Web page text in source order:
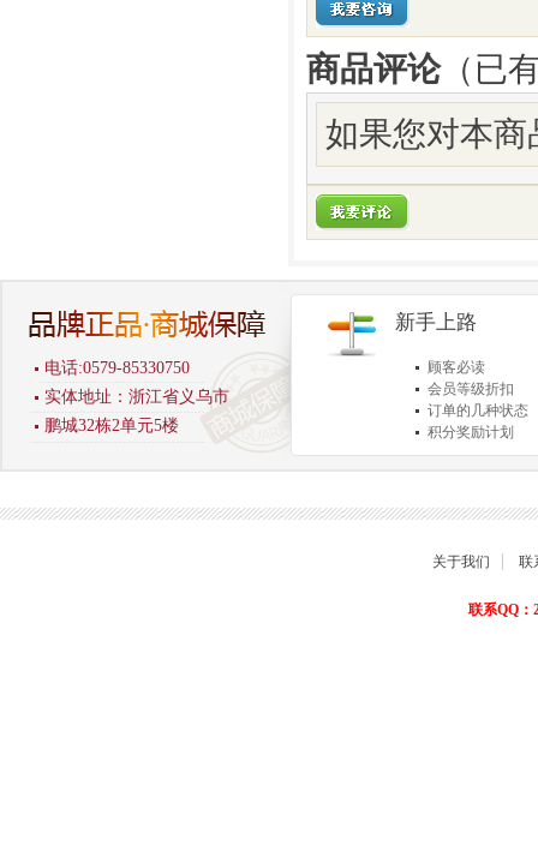
商品评论（已
如果您对本
电话:0579-85330750
实体地址：浙江省义乌市
鹏城32栋2单元5楼
新手上路
顾客必读
会员等级折扣
订单的几种状态
积分奖励计划
商品退货保障
关于我们 联
联系QQ：